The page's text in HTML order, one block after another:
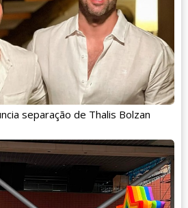
separação de Thalis Bolzan